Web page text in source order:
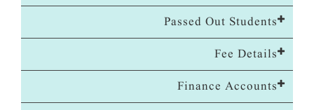
Passed Out Students
Fee Details
Finance Accounts